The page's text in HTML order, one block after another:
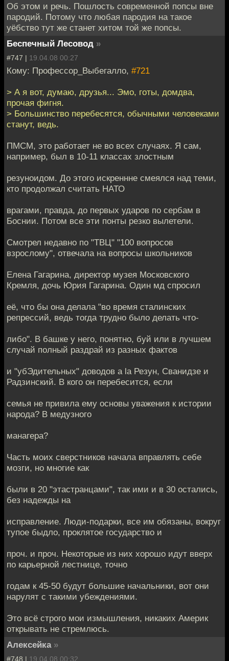
Об этом и речь. Пошлость современной попсы вне
пародий. Потому что любая пародия на такое
уёбство тут же станет хитом той же попсы.
Беспечный Лесовод »
#747 | 19.04.08 00:27
Кому: Профессор_Выбегалло, #721
> А я вот, думаю, друзья... Эмо, готы, домдва,
прочая фигня.
> Большинство перебесятся, обычными человеками
станут, ведь.
ПМСМ, это работает не во всех случаях. Я сам,
например, был в 10-11 классах злостным
резуноидом. До этого искреннне смеялся над теми,
кто продолжал считать НАТО
врагами, правда, до первых ударов по сербам в
Боснии. Потом все эти понты резко вылетели.
Смотрел недавно по "ТВЦ" "100 вопросов
взрослому", отвечала на вопросы школьников
Елена Гагарина, директор музея Московского
Кремля, дочь Юрия Гагарина. Один мд спросил
её, что бы она делала "во время сталинских
репрессий, ведь тогда трудно было делать что-
либо". В башке у него, понятно, буй или в лучшем
случай полный раздрай из разных фактов
и "убЭдительных" доводов a la Резун, Сванидзе и
Радзинский. В кого он перебесится, если
семья не привила ему основы уважения к истории
народа? В медузного
манагера?
Часть моих сверстников начала вправлять себе
мозги, но многие как
были в 20 "этастранцами", так ими и в 30 остались,
без надежды на
исправление. Люди-подарки, все им обязаны, вокруг
тупое быдло, проклятое государство и
проч. и проч. Некоторые из них хорошо идут вверх
по карьерной лестнице, точно
годам к 45-50 будут большие начальники, вот они
нарулят с такими убеждениями.
Это всё строго мои измышления, никаких Америк
открывать не стремлюсь.
Алексейка »
#748 | 19.04.08 00:32